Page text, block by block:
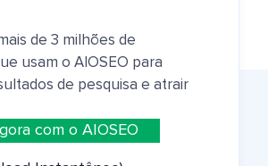
de 3 milhões de
usam o AIOSEO para
de pesquisa e atrair
com o AIOSEO